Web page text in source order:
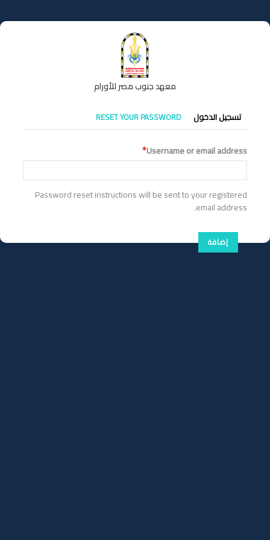
إلى
المحتوى
معهد جنوب مصر للأورام
التبويبات
الأساسية
تسجيل الدخول RESET YOUR PASSWORD
Username or email address
Password reset instructions will be sent to your registered
email address.